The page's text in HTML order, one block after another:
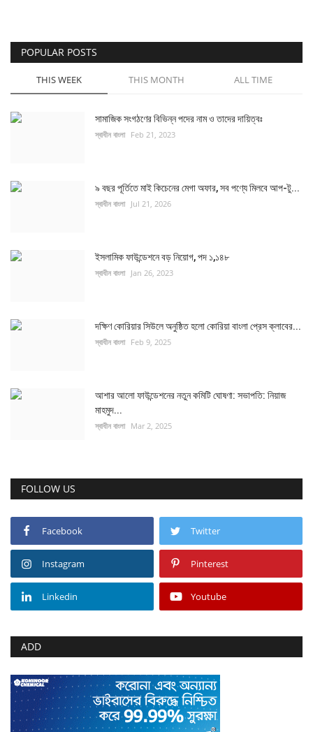
POPULAR POSTS
THIS WEEK THIS MONTH ALL TIME
সামাজিক সংগঠণের বিভিন্ন পদের নাম ও তাদের দায়িত্বঃ
স্বাধীন বাংলা Feb 21, 2023
৯ বছর পূর্তিতে মাই কিচেনের মেগা অফার, সব পণ্যে মিলবে আপ-টু...
স্বাধীন বাংলা Jul 21, 2026
ইসলামিক ফাউন্ডেশনে বড় নিয়োগ, পদ ১,১৪৮
স্বাধীন বাংলা Jan 26, 2023
দক্ষিণ কোরিয়ার সিউলে অনুষ্ঠিত হলো কোরিয়া বাংলা প্রেস ক্লাবের...
স্বাধীন বাংলা Feb 9, 2025
আশার আলো ফাউন্ডেশনের নতুন কমিটি ঘোষণা: সভাপতি: নিয়াজ
মাহমুদ...
স্বাধীন বাংলা Mar 2, 2025
FOLLOW US
Facebook Twitter
Instagram Pinterest
Linkedin Youtube
ADD